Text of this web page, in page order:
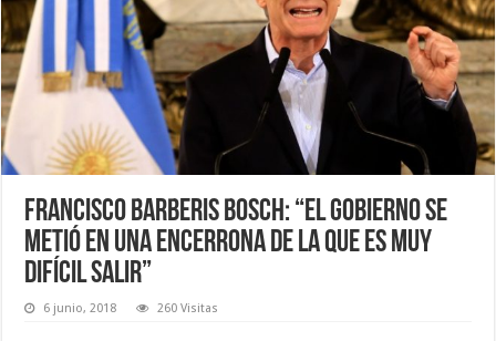
Francisco Barberis Bosch: “El gobierno se
metió en una encerrona de la que es muy
difícil salir”
6 junio, 2018 260 Visitas